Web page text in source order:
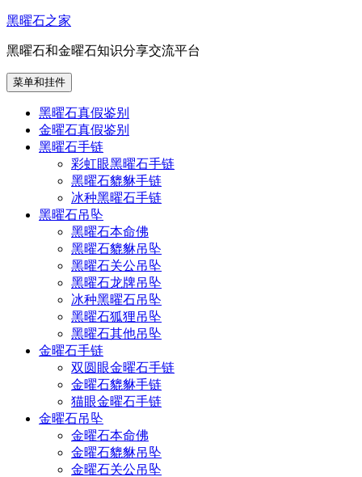
跳
内
容
黑曜石之家
黑曜石和金曜石知识分享交流平台
菜单和挂件
黑曜石真假鉴别
金曜石真假鉴别
黑曜石手链
彩虹眼黑曜石手链
黑曜石貔貅手链
冰种黑曜石手链
黑曜石吊坠
黑曜石本命佛
黑曜石貔貅吊坠
黑曜石关公吊坠
黑曜石龙牌吊坠
冰种黑曜石吊坠
黑曜石狐狸吊坠
黑曜石其他吊坠
金曜石手链
双圆眼金曜石手链
金曜石貔貅手链
猫眼金曜石手链
金曜石吊坠
金曜石本命佛
金曜石貔貅吊坠
金曜石关公吊坠